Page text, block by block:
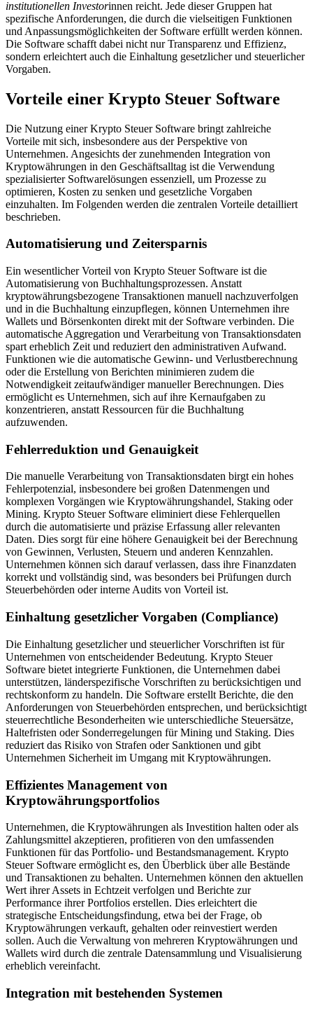
institutionellen Investorinnen reicht. Jede dieser Gruppen hat
spezifische Anforderungen, die durch die vielseitigen Funktionen
und Anpassungsmöglichkeiten der Software erfüllt werden können.
Die Software schafft dabei nicht nur Transparenz und Effizienz,
sondern erleichtert auch die Einhaltung gesetzlicher und steuerlicher
Vorgaben.
Vorteile einer Krypto Steuer Software
Die Nutzung einer Krypto Steuer Software bringt zahlreiche
Vorteile mit sich, insbesondere aus der Perspektive von
Unternehmen. Angesichts der zunehmenden Integration von
Kryptowährungen in den Geschäftsalltag ist die Verwendung
spezialisierter Softwarelösungen essenziell, um Prozesse zu
optimieren, Kosten zu senken und gesetzliche Vorgaben
einzuhalten. Im Folgenden werden die zentralen Vorteile detailliert
beschrieben.
Automatisierung und Zeitersparnis
Ein wesentlicher Vorteil von Krypto Steuer Software ist die
Automatisierung von Buchhaltungsprozessen. Anstatt
kryptowährungsbezogene Transaktionen manuell nachzuverfolgen
und in die Buchhaltung einzupflegen, können Unternehmen ihre
Wallets und Börsenkonten direkt mit der Software verbinden. Die
automatische Aggregation und Verarbeitung von Transaktionsdaten
spart erheblich Zeit und reduziert den administrativen Aufwand.
Funktionen wie die automatische Gewinn- und Verlustberechnung
oder die Erstellung von Berichten minimieren zudem die
Notwendigkeit zeitaufwändiger manueller Berechnungen. Dies
ermöglicht es Unternehmen, sich auf ihre Kernaufgaben zu
konzentrieren, anstatt Ressourcen für die Buchhaltung
aufzuwenden.
Fehlerreduktion und Genauigkeit
Die manuelle Verarbeitung von Transaktionsdaten birgt ein hohes
Fehlerpotenzial, insbesondere bei großen Datenmengen und
komplexen Vorgängen wie Kryptowährungshandel, Staking oder
Mining. Krypto Steuer Software eliminiert diese Fehlerquellen
durch die automatisierte und präzise Erfassung aller relevanten
Daten. Dies sorgt für eine höhere Genauigkeit bei der Berechnung
von Gewinnen, Verlusten, Steuern und anderen Kennzahlen.
Unternehmen können sich darauf verlassen, dass ihre Finanzdaten
korrekt und vollständig sind, was besonders bei Prüfungen durch
Steuerbehörden oder interne Audits von Vorteil ist.
Einhaltung gesetzlicher Vorgaben (Compliance)
Die Einhaltung gesetzlicher und steuerlicher Vorschriften ist für
Unternehmen von entscheidender Bedeutung. Krypto Steuer
Software bietet integrierte Funktionen, die Unternehmen dabei
unterstützen, länderspezifische Vorschriften zu berücksichtigen und
rechtskonform zu handeln. Die Software erstellt Berichte, die den
Anforderungen von Steuerbehörden entsprechen, und berücksichtigt
steuerrechtliche Besonderheiten wie unterschiedliche Steuersätze,
Haltefristen oder Sonderregelungen für Mining und Staking. Dies
reduziert das Risiko von Strafen oder Sanktionen und gibt
Unternehmen Sicherheit im Umgang mit Kryptowährungen.
Effizientes Management von
Kryptowährungsportfolios
Unternehmen, die Kryptowährungen als Investition halten oder als
Zahlungsmittel akzeptieren, profitieren von den umfassenden
Funktionen für das Portfolio- und Bestandsmanagement. Krypto
Steuer Software ermöglicht es, den Überblick über alle Bestände
und Transaktionen zu behalten. Unternehmen können den aktuellen
Wert ihrer Assets in Echtzeit verfolgen und Berichte zur
Performance ihrer Portfolios erstellen. Dies erleichtert die
strategische Entscheidungsfindung, etwa bei der Frage, ob
Kryptowährungen verkauft, gehalten oder reinvestiert werden
sollen. Auch die Verwaltung von mehreren Kryptowährungen und
Wallets wird durch die zentrale Datensammlung und Visualisierung
erheblich vereinfacht.
Integration mit bestehenden Systemen